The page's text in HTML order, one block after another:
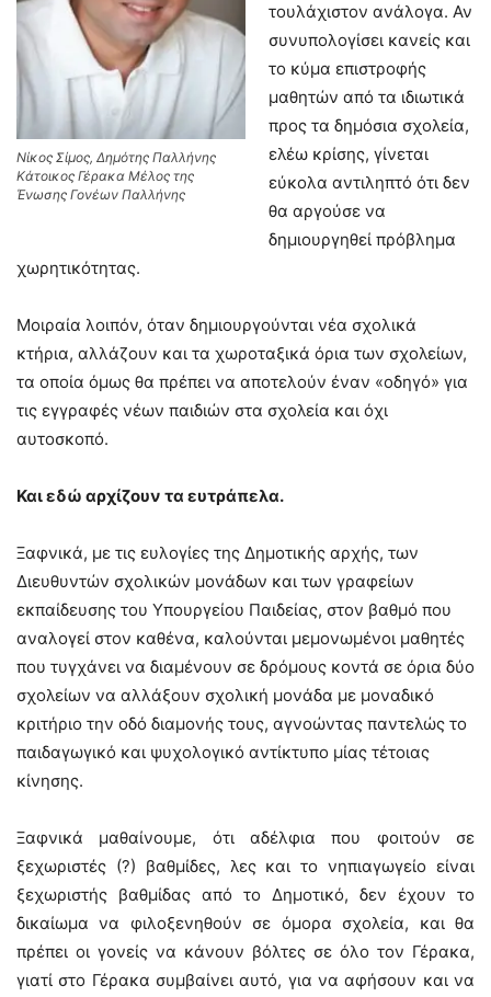
Νίκος Σίμος, Δημότης Παλλήνης
Κάτοικος Γέρακα Μέλος της
Ένωσης Γονέων Παλλήνης
τουλάχιστον ανάλογα. Αν
συνυπολογίσει κανείς και
το κύμα επιστροφής
μαθητών από τα ιδιωτικά
προς τα δημόσια σχολεία,
ελέω κρίσης, γίνεται
εύκολα αντιληπτό ότι δεν
θα αργούσε να
δημιουργηθεί πρόβλημα
χωρητικότητας.
Μοιραία λοιπόν, όταν δημιουργούνται νέα σχολικά
κτήρια, αλλάζουν και τα χωροταξικά όρια των σχολείων,
τα οποία όμως θα πρέπει να αποτελούν έναν «οδηγό» για
τις εγγραφές νέων παιδιών στα σχολεία και όχι
αυτοσκοπό.
Και εδώ αρχίζουν τα ευτράπελα.
Ξαφνικά, με τις ευλογίες της Δημοτικής αρχής, των
Διευθυντών σχολικών μονάδων και των γραφείων
εκπαίδευσης του Υπουργείου Παιδείας, στον βαθμό που
αναλογεί στον καθένα, καλούνται μεμονωμένοι μαθητές
που τυγχάνει να διαμένουν σε δρόμους κοντά σε όρια δύο
σχολείων να αλλάξουν σχολική μονάδα με μοναδικό
κριτήριο την οδό διαμονής τους, αγνοώντας παντελώς το
παιδαγωγικό και ψυχολογικό αντίκτυπο μίας τέτοιας
κίνησης.
Ξαφνικά μαθαίνουμε, ότι αδέλφια που φοιτούν σε
ξεχωριστές (?) βαθμίδες, λες και το νηπιαγωγείο είναι
ξεχωριστής βαθμίδας από το Δημοτικό, δεν έχουν το
δικαίωμα να φιλοξενηθούν σε όμορα σχολεία, και θα
πρέπει οι γονείς να κάνουν βόλτες σε όλο τον Γέρακα,
γιατί στο Γέρακα συμβαίνει αυτό, για να αφήσουν και να